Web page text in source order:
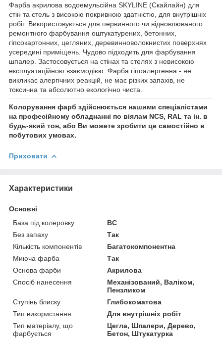
Фарба акрилова водоемульсійна SKYLINE (Скайлайн) для
стін та стель з високою покривною здатністю, для внутрішніх
робіт. Використовується для первинного чи відновлюваного
ремонтного фарбування оштукатурених, бетонних,
гіпсокартонних, цегляних, деревинноволокнистих поверхнях
усередині приміщень. Чудово підходить для фарбування
шпалер. Застосовується на стінах та стелях з невисокою
експлуатаційною взаємодією. Фарба гіпоалергенна - не
викликає алергічних реакцій, не має різких запахів, не
токсична та абсолютно екологічно чиста.
Колорування фарб здійснюється нашими спеціалістами
на професійному обладнанні по віялам NCS, RAL та ін. в
будь-який тон, або Ви можете зробити це самостійно в
побутових умовах.
Приховати
Характеристики
Основні
База під колеровку
BC
Без запаху
Так
Кількість компонентів
Багатокомпонентна
Миюча фарба
Так
Основа фарби
Акрилова
Спосіб нанесення
Механізований, Валіком,
Пензликом
Ступінь блиску
Глибокоматова
Тип використання
Для внутрішніх робіт
Тип матеріалу, що
фарбується
Цегла, Шпалери, Дерево,
Бетон, Штукатурка